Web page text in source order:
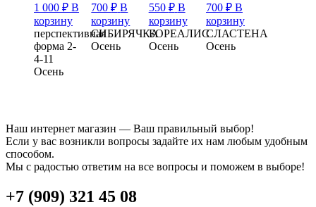
1 000 ₽ В
корзину
перспективная
форма 2-
4-11
Осень
700₽ В
корзину
СИБИРЯЧКА
Осень
550 ₽ В
корзину
БОРЕАЛИС
Осень
700 ₽ В
корзину
СЛАСТЕНА
Осень
Наш интернет магазин — Ваш правильный выбор!
Если у вас возникли вопросы задайте их нам любым удобным
способом.
Мы с радостью ответим на все вопросы и поможем в выборе!
+7 (909) 321 45 08